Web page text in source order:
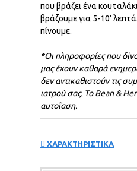
που βράζει ένα
βράζουμε για 5-10’
πίνουμε.
*Οι πληροφορίες που
μας έχουν καθαρά
δεν αντικαθιστούν τις
ιατρού σας. ΤοBean &
αυτοΐαση.
ΧΑΡΑΚΤΗΡΙΣΤΙΚΑ